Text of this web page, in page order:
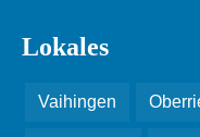
Lokales
Vaihingen